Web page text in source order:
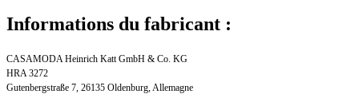
Informations du fabricant :
CASAMODA Heinrich Katt GmbH & Co. KG
HRA 3272
Gutenbergstraße 7, 26135 Oldenburg, Allemagne